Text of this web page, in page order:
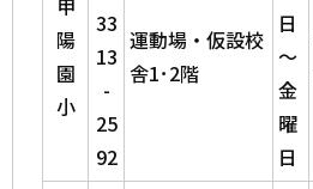
陽
園
小
33
13
-
25
92
運動場・仮設校
舎1･2階
日
～
金
曜
日